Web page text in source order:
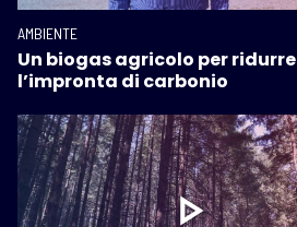
AMBIENTE
Un biogas agricolo per ridurre
l’impronta di carbonio